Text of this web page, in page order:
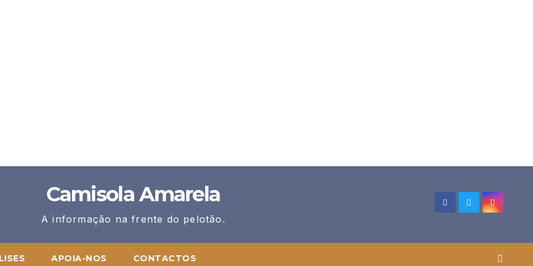
Camisola Amarela
A informação na frente do pelotão.
APOIA-NOS CONTACTOS